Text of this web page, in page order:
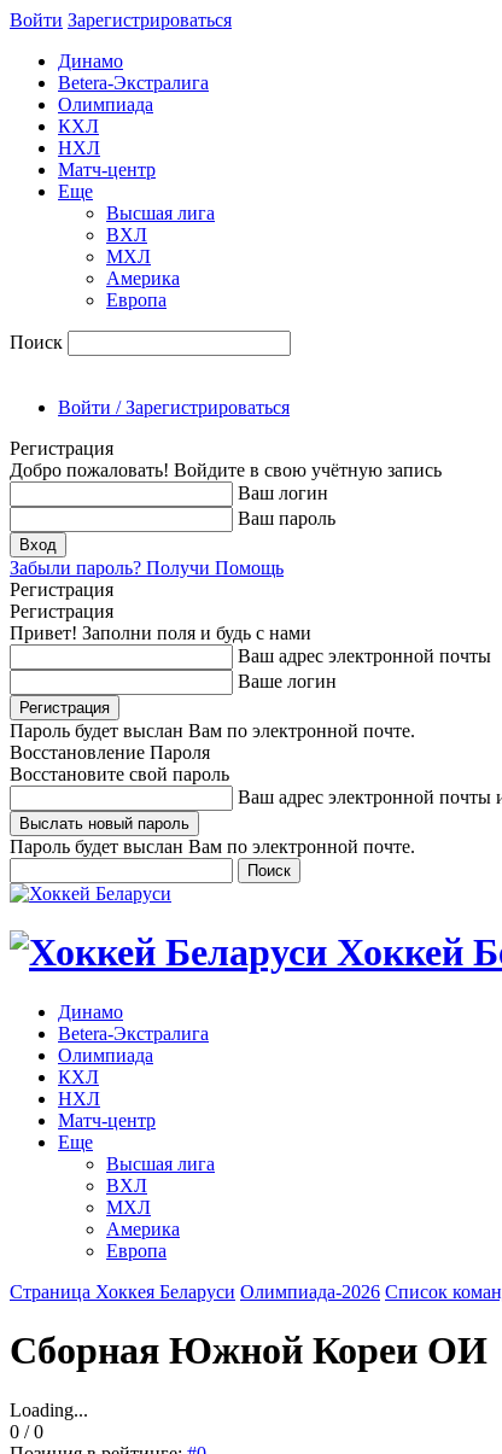
Войти Зарегиcтрироваться
Динамо
Betera-Экстралига
Олимпиада
КХЛ
НХЛ
Матч-центр
Еще
Высшая лига
ВХЛ
МХЛ
Америка
Европа
Поиск
Войти / Зарегистрироваться
Регистрация
Добро пожаловать! Войдите в свою учётную запись
Ваш логин
Ваш пароль
Забыли пароль? Получи Помощь
Регистрация
Регистрация
Привет! Заполни поля и будь с нами
Ваш адрес электронной почты
Ваше логин
Пароль будет выслан Вам по электронной почте.
Восстановление Пароля
Восстановите свой пароль
Ваш адрес электронной почты
Пароль будет выслан Вам по электронной почте.
Хоккей
Динамо
Betera-Экстралига
Олимпиада
КХЛ
НХЛ
Матч-центр
Еще
Высшая лига
ВХЛ
МХЛ
Америка
Европа
Страница Хоккея Беларуси Олимпиада-2026 Список
Сборная Южной Кореи ОИ
Loading...
0 / 0